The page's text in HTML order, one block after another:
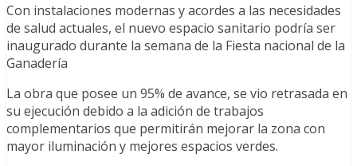
Con instalaciones modernas y acordes a las necesidades
de salud actuales, el nuevo espacio sanitario podría ser
inaugurado durante la semana de la Fiesta nacional de la
Ganadería
La obra que posee un 95% de avance, se vio retrasada en
su ejecución debido a la adición de trabajos
complementarios que permitirán mejorar la zona con
mayor iluminación y mejores espacios verdes.